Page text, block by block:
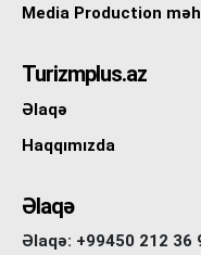
Media Production
Turizmplus.az
Əlaqə
Haqqımızda
Əlaqə
Əlaqə: +99450 212 36